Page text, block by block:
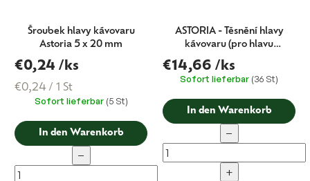
Šroubek hlavy kávovaru
Astoria 5 x 20 mm
€0,24 /ks
Verkaufspreis:
€0,24 / 1 St
Sofort lieferbar (5 St)
In den Warenkorb
−
ASTORIA - Těsnění hlavy
kávovaru (pro hlavu
53mm)- 63,2x52x7mm
€14,66 /ks
Sofort lieferbar (36 St)
In den Warenkorb
−
+